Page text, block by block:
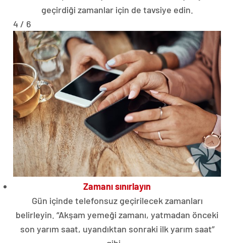
geçirdiği zamanlar için de tavsiye edin.
4 / 6
Zamanı sınırlayın
Gün içinde telefonsuz geçirilecek zamanları
belirleyin. “Akşam yemeği zamanı, yatmadan önceki
son yarım saat, uyandıktan sonraki ilk yarım saat”